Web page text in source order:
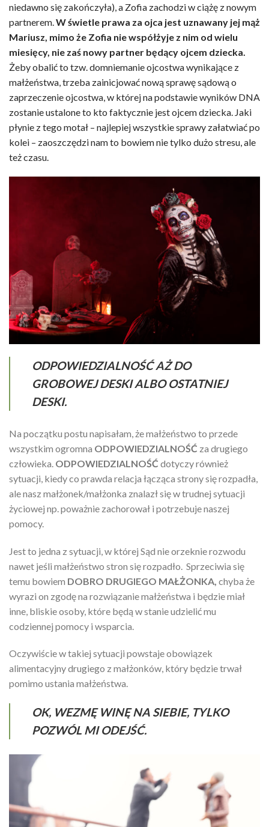
niedawno się zakończyła), a Zofia zachodzi w ciążę z nowym
partnerem. W świetle prawa za ojca jest uznawany jej mąż
Mariusz, mimo że Zofia nie współżyje z nim od wielu
miesięcy, nie zaś nowy partner będący ojcem dziecka.
Żeby obalić to tzw. domniemanie ojcostwa wynikające z
małżeństwa, trzeba zainicjować nową sprawę sądową o
zaprzeczenie ojcostwa, w której na podstawie wyników DNA
zostanie ustalone to kto faktycznie jest ojcem dziecka. Jaki
płynie z tego motał – najlepiej wszystkie sprawy załatwiać po
kolei – zaoszczędzi nam to bowiem nie tylko dużo stresu, ale
też czasu.
ODPOWIEDZIALNOŚĆ AŻ DO
GROBOWEJ DESKI ALBO OSTATNIEJ
DESKI.
Na początku postu napisałam, że małżeństwo to przede
wszystkim ogromna ODPOWIEDZIALNOŚĆ za drugiego
człowieka. ODPOWIEDZIALNOŚĆ dotyczy również
sytuacji, kiedy co prawda relacja łącząca strony się rozpadła,
ale nasz małżonek/małżonka znalazł się w trudnej sytuacji
życiowej np. poważnie zachorował i potrzebuje naszej
pomocy.
Jest to jedna z sytuacji, w której Sąd nie orzeknie rozwodu
nawet jeśli małżeństwo stron się rozpadło. Sprzeciwia się
temu bowiem DOBRO DRUGIEGO MAŁŻONKA, chyba że
wyrazi on zgodę na rozwiązanie małżeństwa i będzie miał
inne, bliskie osoby, które będą w stanie udzielić mu
codziennej pomocy i wsparcia.
Oczywiście w takiej sytuacji powstaje obowiązek
alimentacyjny drugiego z małżonków, który będzie trwał
pomimo ustania małżeństwa.
OK, WEZMĘ WINĘ NA SIEBIE, TYLKO
POZWÓL MI ODEJŚĆ.